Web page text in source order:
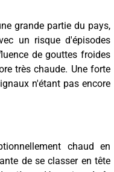
grande partie du pays,
un risque d'épisodes
de gouttes froides
très chaude. Une forte
n'étant pas encore
chaud en
de se classer en tête